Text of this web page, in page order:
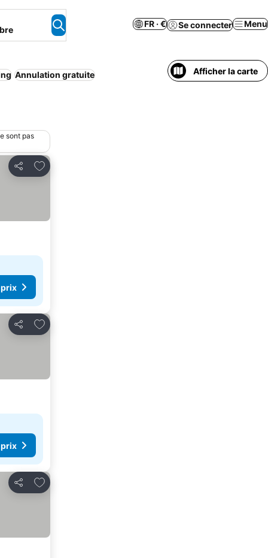
FR · € Se connecter Menu
Annulation gratuite Afficher la carte
sont pas
Partager
Ajouter à mes favoris
Partager
Ajouter à mes favoris
Partager
Ajouter à mes favoris